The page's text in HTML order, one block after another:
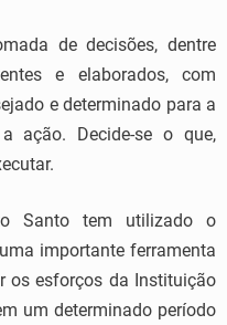
de decisões, dentre
e elaborados, com
e determinado para a
ação. Decide-se o que,
Santo tem utilizado o
importante ferramenta
os esforços da Instituição
um determinado período